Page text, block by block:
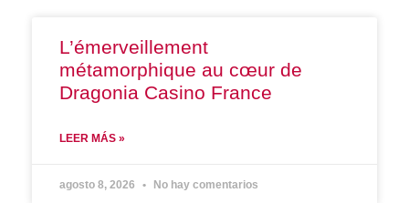
L’émerveillement
métamorphique au cœur de
Dragonia Casino France
LEER MÁS »
agosto 8, 2026 No hay comentarios